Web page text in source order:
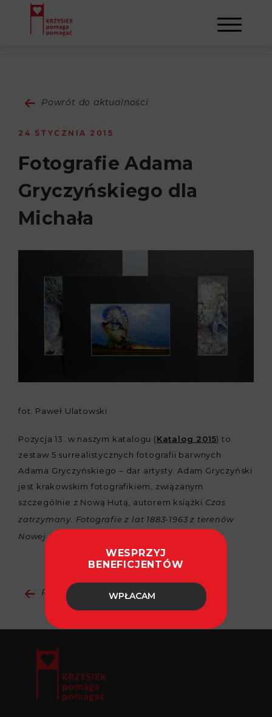
NAPISALI O NAS
GALERIA
NASI BENEFICJENCI
SULEJMAN
KONTAKT
REJESTRACJA
Powrót do aktualności
24 STYCZNIA 2015
Fotografie Adama
Gryczyńskiego dla
Michała
fot. Paweł Ulatowski
Pozycja 13. w naszym katalogu (Katalog 2015) to
zestaw 5 surrealistycznych fotografii barwnych
Adama Gryczyńskiego – dar artysty. Adam Gryczyński
jest krakowskim fotografikiem, związanym
szczególnie z Nową Hutą, autorem książki Czas
zatrzymany. Fotografie z lat 1883-1963 z terenów
Nowej Huty i okolic oraz wybór tekstów (2006).
Powrót do aktualności
WESPRZYJ
BENEFICJENTÓW
WPŁACAM